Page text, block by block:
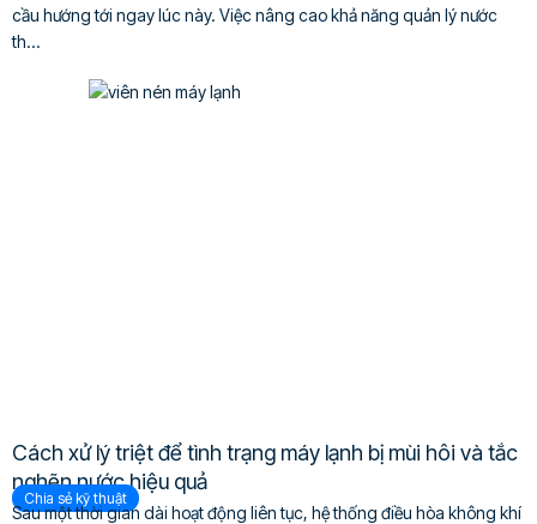
cầu hướng tới ngay lúc này. Việc nâng cao khả năng quản lý nước
th...
Cách xử lý triệt để tình trạng máy lạnh bị mùi hôi và tắc
nghẽn nước hiệu quả
Chia sẻ kỹ thuật
Sau một thời gian dài hoạt động liên tục, hệ thống điều hòa không khí